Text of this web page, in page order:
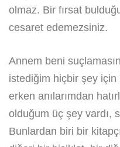
olmaz. Bir fırsat
cesaret edemezsiniz.
Annem beni
istediğim hiçbir şey
erken anılarımdan
olduğum üç şey vardı,
Bunlardan biri bir